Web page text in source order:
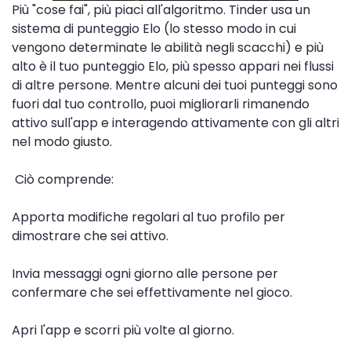
Più "cose ​​fai", più piaci all'algoritmo. Tinder usa un
sistema di punteggio Elo (lo stesso modo in cui
vengono determinate le abilità negli scacchi) e più
alto è il tuo punteggio Elo, più spesso appari nei flussi
di altre persone. Mentre alcuni dei tuoi punteggi sono
fuori dal tuo controllo, puoi migliorarli rimanendo
attivo sull'app e interagendo attivamente con gli altri
nel modo giusto.
Ciò comprende:
Apporta modifiche regolari al tuo profilo per
dimostrare che sei attivo.
Invia messaggi ogni giorno alle persone per
confermare che sei effettivamente nel gioco.
Apri l'app e scorri più volte al giorno.